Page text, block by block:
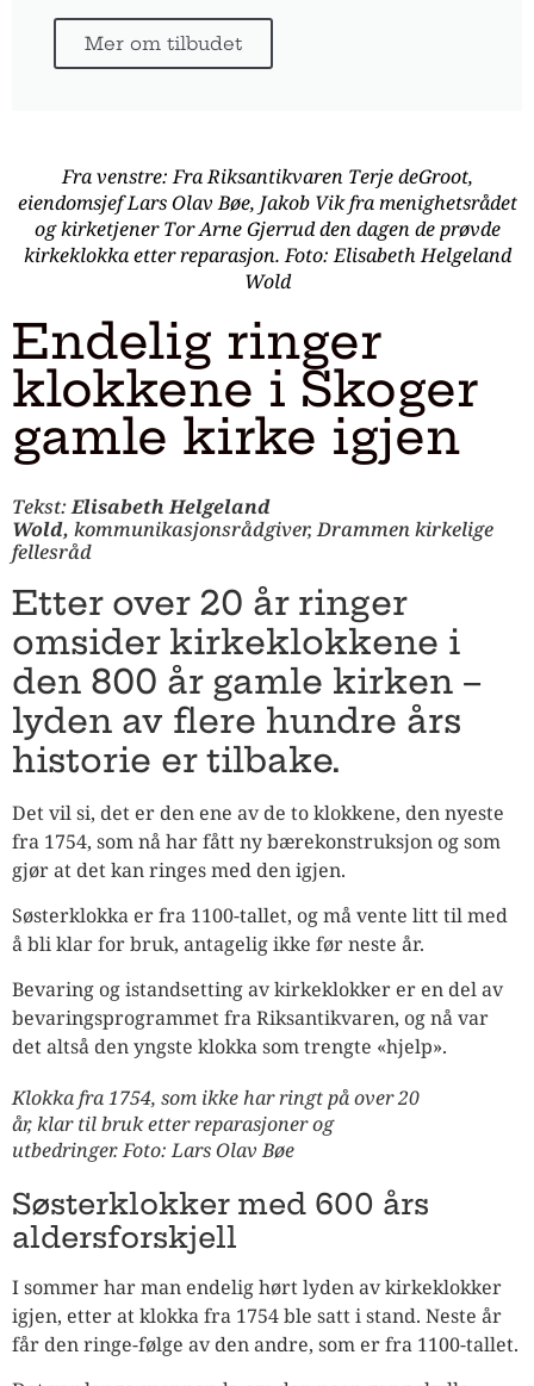
Mer om tilbudet
Fra venstre: Fra Riksantikvaren Terje deGroot,
eiendomsjef Lars Olav Bøe, Jakob Vik fra menighetsrådet
og kirketjener Tor Arne Gjerrud den dagen de prøvde
kirkeklokka etter reparasjon. Foto: Elisabeth Helgeland
Wold
Endelig ringer
klokkene i Skoger
gamle kirke igjen
Tekst:Elisabeth Helgeland
Wold, kommunikasjonsrådgiver, Drammen kirkelige
fellesråd
Etter over 20 år ringer
omsider kirkeklokkene i
den 800 år gamle kirken –
lyden av flere hundre års
historie er tilbake.
Det vil si, det er den ene av de to klokkene, den nyeste
fra 1754, som nå har fått ny bærekonstruksjon og som
gjør at det kan ringes med den igjen.
Søsterklokka er fra 1100-tallet, og må vente litt til med
å bli klar for bruk, antagelig ikke før neste år.
Bevaring og istandsetting av kirkeklokker er en del av
bevaringsprogrammet fra Riksantikvaren, og nå var
det altså den yngste klokka som trengte «hjelp».
Klokka fra 1754, som ikke har ringt på over 20
år, klar til bruk etter reparasjoner og
utbedringer. Foto: Lars Olav Bøe
Søsterklokker med 600 års
aldersforskjell
I sommer har man endelig hørt lyden av kirkeklokker
igjen, etter at klokka fra 1754 ble satt i stand. Neste år
får den ringe-følge av den andre, som er fra 1100-tallet.